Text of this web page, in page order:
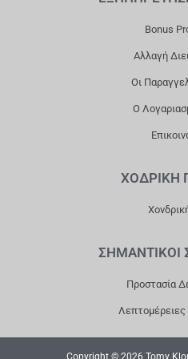
M
Bonus
Αλλαγή
Οι
Ο
ΧΟΔΡΙΚΗ
ΣΗΜΑΝΤΙΚΟΙ
Προστασία
Copyright © 2026 Tomy